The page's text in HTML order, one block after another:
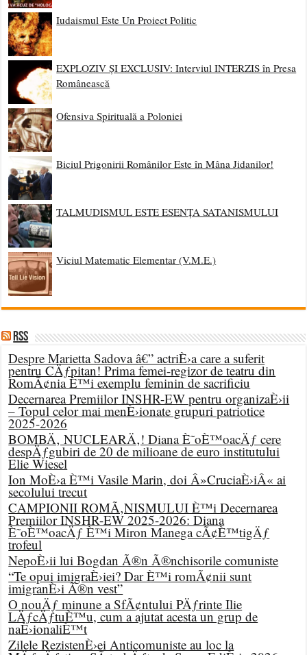
Iudaismul Este Un Proiect Politic
EXPLOZIV ȘI EXCLUSIV: Interviul INTERZIS în Presa
Românească
Ofensiva Spirituală a Poloniei
Biciul Prigonirii Românilor Este în Mâna Jidanilor!
TALMUDISMUL ESTE ESENȚA SATANISMULUI
Viciul Matematic Elementar (V.M.E.)
RSS
Despre Marietta Sadova â€” actriÈ›a care a suferit
pentru CÄƒpitan! Prima femei-regizor de teatru din
RomÃ¢nia È™i exemplu feminin de sacrificiu
Decernarea Premiilor INSHR-EW pentru organizaÈ›ii
– Topul celor mai menÈ›ionate grupuri patriotice
2025-2026
BOMBÄ‚ NUCLEARÄ‚! Diana È˜oÈ™oacÄƒ cere
despÄƒgubiri de 20 de milioane de euro institutului
Elie Wiesel
Ion MoÈ›a È™i Vasile Marin, doi Â»CruciaÈ›iÂ« ai
secolului trecut
CAMPIONII ROMÃ‚NISMULUI È™i Decernarea
Premiilor INSHR-EW 2025-2026: Diana
È˜oÈ™oacÄƒ È™i Miron Manega cÃ¢È™tigÄƒ
trofeul
NepoÈ›ii lui Bogdan Ã®n Ã®nchisorile comuniste
“Te opui imigraÈ›iei? Dar È™i romÃ¢nii sunt
imigranÈ›i Ã®n vest”
O nouÄƒ minune a SfÃ¢ntului PÄƒrinte Ilie
LÄƒcÄƒtuÈ™u, cum a ajutat acesta un grup de
naÈ›ionaliÈ™t
Zilele RezistenÈ›ei Anticomuniste au loc la